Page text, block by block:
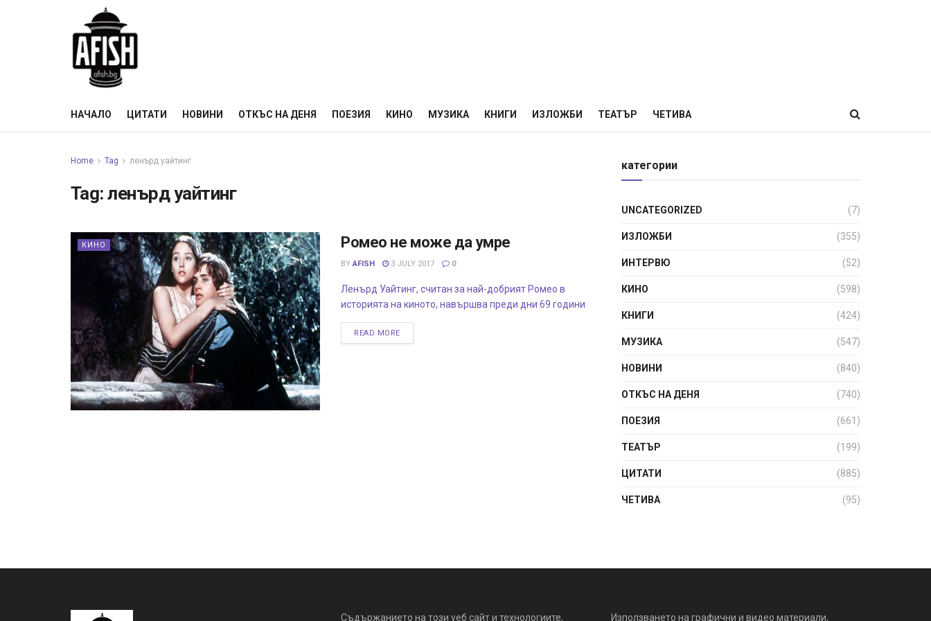
НАЧАЛО ЦИТАТИ НОВИНИ ОТКЪС НА ДЕНЯ ПОЕЗИЯ КИНО МУЗИКА КНИГИ ИЗЛОЖБИ ТЕАТЪР ЧЕТИВА
Home Tag ленърд уайтинг
Tag:ленърд уайтинг
КИНО Ромео не може да умре
BY AFISH 3 JULY 2017 0
Ленърд Уайтинг, считан за най-добрият Ромео в
историята на киното, навършва преди дни 69 години
READ MORE
категории
UNCATEGORIZED (7)
ИЗЛОЖБИ (355)
ИНТЕРВЮ (52)
КИНО (598)
КНИГИ (424)
МУЗИКА (547)
НОВИНИ (840)
ОТКЪС НА ДЕНЯ (740)
ПОЕЗИЯ (661)
ТЕАТЪР (199)
ЦИТАТИ (885)
ЧЕТИВА (95)
Съдържанието на този уеб сайт и технологиите, Използването на графични и видео материали,